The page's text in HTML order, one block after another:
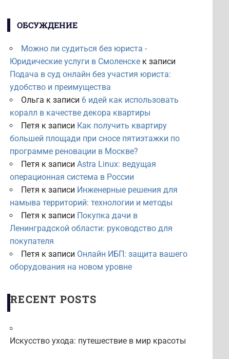
ОБСУЖДЕНИЕ
Можно ли судиться без юриста -
Юридические услуги в Смоленскек записи
Подача в суд онлайн без участия юриста:
удобство и преимущества
Ольга к записи 6 идей как использовать
коралл в качестве декора квартиры
Петя к записи Как получить квартиру
большей площади при сносе пятиэтажки по
программе реновации в Москве?
Петя к записи Astra Linux: ведущая
операционная система в России
Петя к записи Инженерные решения для
намыва территорий: технологии и методы
Петя к записи Покупка дачи в
Ленинградской области: руководство для
покупателя
Петя к записи Онлайн ИБП: защита вашего
оборудования на новом уровне
RECENT POSTS
Искусство ухода: путешествие в мир красоты